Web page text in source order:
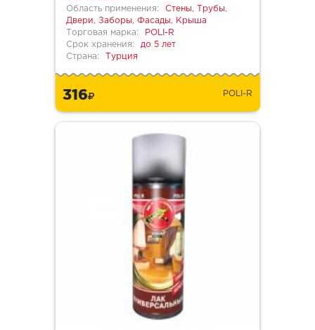
Область применения:
Стены, Трубы,
Двери, Заборы, Фасады, Крыша
Торговая марка:
POLI-R
Срок хранения:
до 5 лет
Страна:
Турция
316 POLI-R